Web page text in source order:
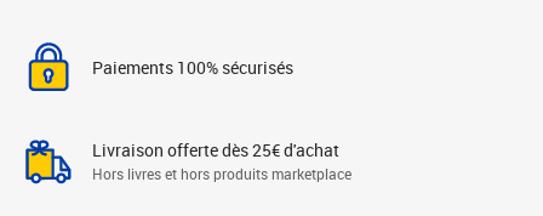
Paiements 100% sécurisés
Livraison offerte dès 25€ d'achat
Hors livres et hors produits marketplace